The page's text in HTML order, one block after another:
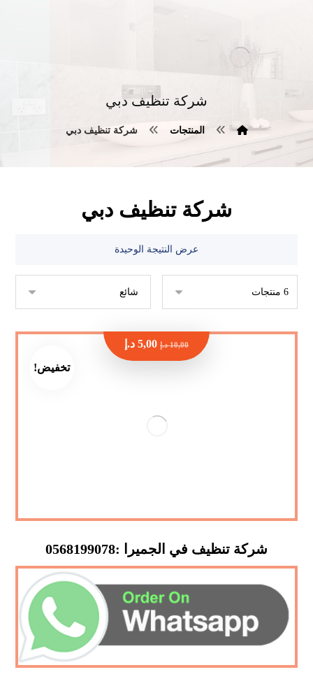
شركة تنظيف دبي
المنتجات شركة تنظيف دبي
شركة تنظيف دبي
عرض النتيجة الوحيدة
تخفيض!
شركة تنظيف في الجميرا :0568199078
10,00 د.إ 5,00 د.إ